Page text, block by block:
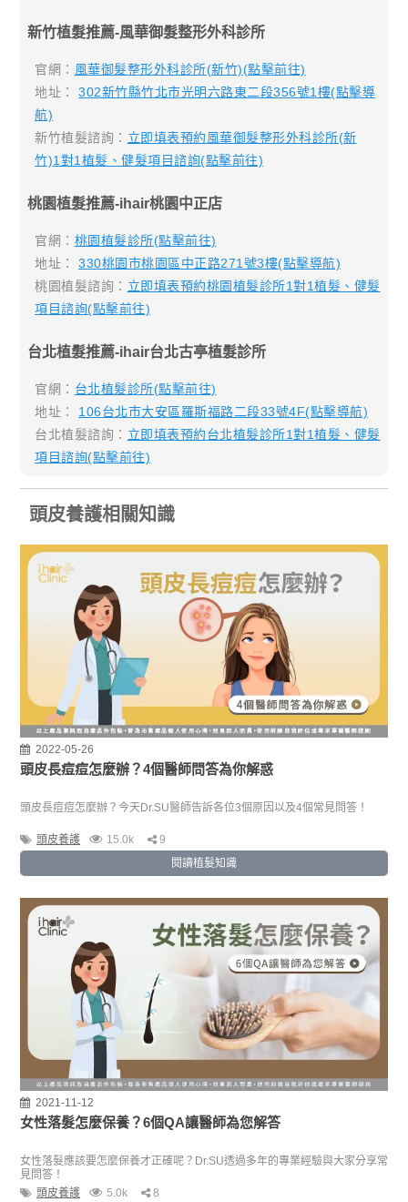
新竹植髮推薦-風華御髮整形外科診所
官網： 風華御髮整形外科診所(新竹)(點擊前往)
地址：302新竹縣竹北市光明六路東二段356號1樓(點擊導
航)
新竹植髮諮詢： 立即填表預約風華御髮整形外科診所(新
竹)1對1植髮、健髮項目諮詢(點擊前往)
桃園植髮推薦-ihair桃園中正店
官網： 桃園植髮診所(點擊前往)
地址：330桃園市桃園區中正路271號3樓(點擊導航)
桃園植髮諮詢： 立即填表預約桃園植髮診所1對1植髮、健髮
項目諮詢(點擊前往)
台北植髮推薦-ihair台北古亭植髮診所
官網： 台北植髮診所(點擊前往)
地址： 106台北市大安區羅斯福路二段33號4F(點擊導航)
台北植髮諮詢： 立即填表預約台北植髮診所1對1植髮、健髮
項目諮詢(點擊前往)
頭皮養護相關知識
2022-05-26
頭皮長痘痘怎麼辦？4個醫師問答為你解惑
頭皮長痘痘怎麼辦？今天Dr.SU醫師告訴各位3個原因以及4個常見問答！
頭皮養護 15.0k
9
閱讀植髮知識
2021-11-12
女性落髮怎麼保養？6個QA讓醫師為您解答
女性落髮應該要怎麼保養才正確呢？Dr.SU透過多年的專業經驗與大家分享常
見問答！
頭皮養護
5.0k
8